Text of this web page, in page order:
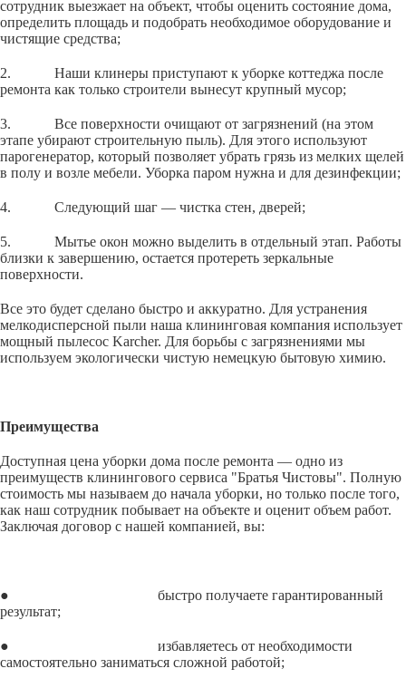
сотрудник выезжает на объект, чтобы оценить состояние дома,
определить площадь и подобрать необходимое оборудование и
чистящие средства;
2. Наши клинеры приступают к уборке коттеджа после
ремонта как только строители вынесут крупный мусор;
3. Все поверхности очищают от загрязнений (на этом
этапе убирают строительную пыль). Для этого используют
парогенератор, который позволяет убрать грязь из мелких щелей
в полу и возле мебели. Уборка паром нужна и для дезинфекции;
4. Следующий шаг — чистка стен, дверей;
5. Мытье окон можно выделить в отдельный этап. Работы
близки к завершению, остается протереть зеркальные
поверхности.
Все это будет сделано быстро и аккуратно. Для устранения
мелкодисперсной пыли наша клининговая компания использует
мощный пылесос Karcher. Для борьбы с загрязнениями мы
используем экологически чистую немецкую бытовую химию.
Преимущества
Доступная цена уборки дома после ремонта — одно из
преимуществ клинингового сервиса "Братья Чистовы". Полную
стоимость мы называем до начала уборки, но только после того,
как наш сотрудник побывает на объекте и оценит объем работ.
Заключая договор с нашей компанией, вы:
● быстро получаете гарантированный
результат;
● избавляетесь от необходимости
самостоятельно заниматься сложной работой;